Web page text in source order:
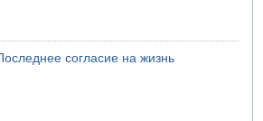
согласие на жизнь